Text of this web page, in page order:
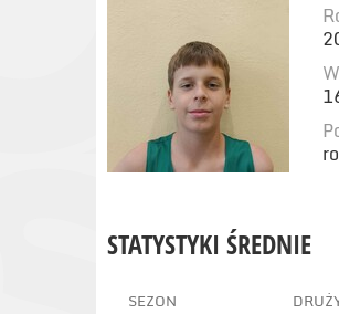
STATYSTYKI ŚREDNIE
SEZON